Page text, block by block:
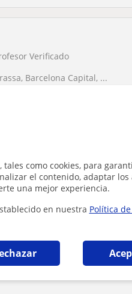
como cookies, para
el contenido, adaptar los
una mejor experiencia.
en nuestra Política
Verificado
Barcelona Capital, ...
d'interpretació a l'esmuc.
Fa 4 anys que sóc
(Ciudad), Sant Adri...